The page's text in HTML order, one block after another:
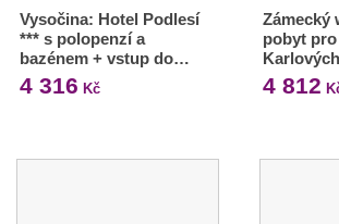
Vysočina: Hotel Podlesí
*** s polopenzí a
bazénem + vstup do…
4 316 Kč
Zámecký
pobyt pro
4 812